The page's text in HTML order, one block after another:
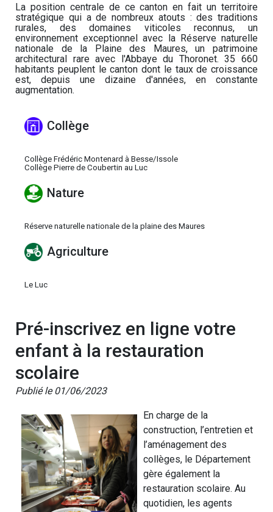
La position centrale de ce canton en fait un territoire
stratégique qui a de nombreux atouts : des traditions
rurales, des domaines viticoles reconnus, un
environnement exceptionnel avec la Réserve naturelle
nationale de la Plaine des Maures, un patrimoine
architectural rare avec l'Abbaye du Thoronet. 35 660
habitants peuplent le canton dont le taux de croissance
est, depuis une dizaine d'années, en constante
augmentation.
Collège
Collège Frédéric Montenard à Besse/Issole
Collège Pierre de Coubertin au Luc
Nature
Réserve naturelle nationale de la plaine des Maures
Agriculture
Le Luc
Pré-inscrivez en ligne votre
enfant à la restauration
scolaire
Publié le 01/06/2023
En charge de la
construction, l’entretien et
l’aménagement des
collèges, le Département
gère également la
restauration scolaire. Au
quotidien, les agents